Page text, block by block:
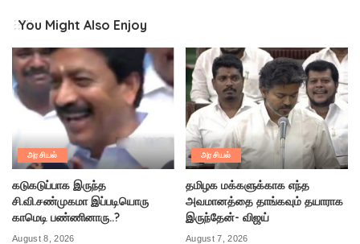
You Might Also Enjoy
அரசியல்
கடுகடுப்பாக இருந்த
சி.வி.சண்முகமா இப்படியொரு
காமெடி பண்ணினாரு..?
August 8, 2026
அரசியல்
தமிழக மக்களுக்காக எந்த
அவமானத்தை தாங்கவும் தயாராக
இருந்தேன்- விஜய்
August 7, 2026